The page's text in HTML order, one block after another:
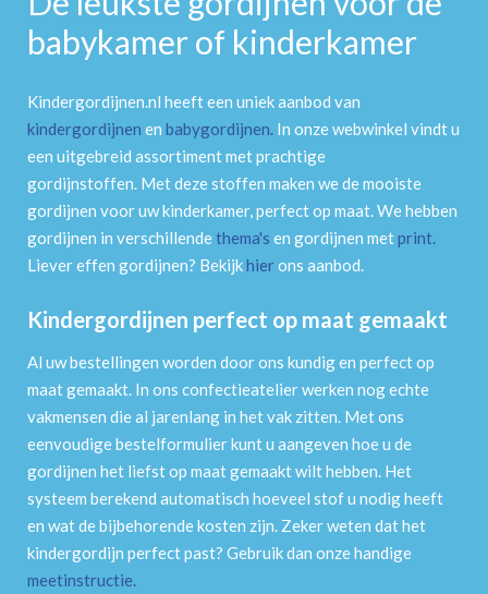
babykamer of kinderkamer
Kindergordijnen.nl heeft een uniek aanbod van
kindergordijnen en babygordijnen. In onze webwinkel vindt u
een uitgebreid assortiment met prachtige
gordijnstoffen. Met deze stoffen maken we de mooiste
gordijnen voor uw kinderkamer, perfect op maat. We hebben
gordijnen in verschillendethema's en gordijnen metprint.
Liever effen gordijnen? Bekijkhierons aanbod.
Kindergordijnen perfect op maat gemaakt
Al uw bestellingen worden door ons kundig en perfect op
maat gemaakt. In ons confectieatelier werken nog echte
vakmensen die al jarenlang in het vak zitten. Met ons
eenvoudige bestelformulier kunt u aangeven hoe u de
gordijnen het liefst op maat gemaakt wilt hebben. Het
systeem berekend automatisch hoeveel stof u nodig heeft
en wat de bijbehorende kosten zijn. Zeker weten dat het
kindergordijn perfect past? Gebruik dan onze handige
meetinstructie.